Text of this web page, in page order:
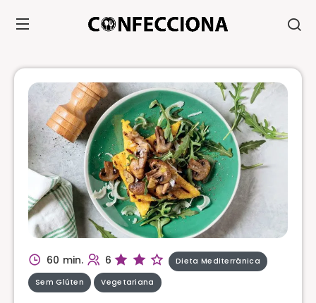
60 min. 6 Dieta Mediterrânica
Sem Glúten Vegetariana